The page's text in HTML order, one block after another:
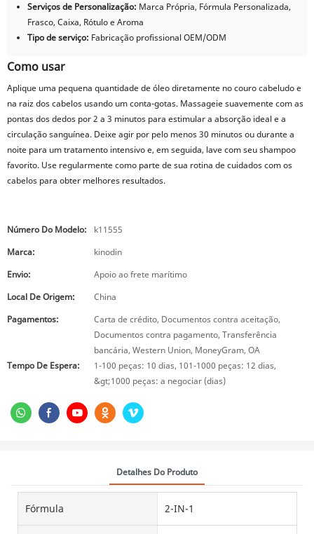
Serviços de Personalização: Marca Própria, Fórmula Personalizada,
Frasco, Caixa, Rótulo e Aroma
Tipo de serviço: Fabricação profissional OEM/ODM
Como usar
Aplique uma pequena quantidade de óleo diretamente no couro cabeludo e
na raiz dos cabelos usando um conta-gotas. Massageie suavemente com as
pontas dos dedos por 2 a 3 minutos para estimular a absorção ideal e a
circulação sanguínea. Deixe agir por pelo menos 30 minutos ou durante a
noite para um tratamento intensivo e, em seguida, lave com seu shampoo
favorito. Use regularmente como parte de sua rotina de cuidados com os
cabelos para obter melhores resultados.
Número Do Modelo:
k11555
Marca:
kinodin
Envio:
Apoio ao frete marítimo
Local De Origem:
China
Pagamentos:
Carta de crédito, Documentos contra aceitação,
Documentos contra pagamento, Transferência
bancária, Western Union, MoneyGram, OA
Tempo De Espera:
1-100 peças: 10 dias, 101-1000 peças: 12 dias,
&gt;1000 peças: a negociar (dias)
Detalhes Do Produto
Fórmula 2-IN-1